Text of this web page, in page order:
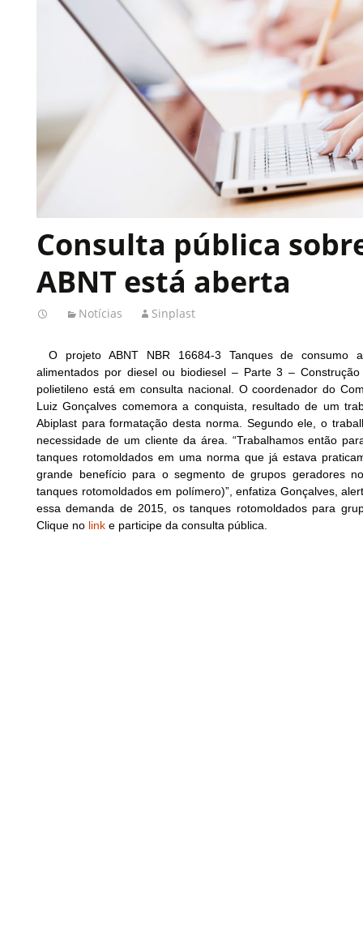
Consulta pública
ABNT está aberta
Notícias Sinplast
O projeto ABNT NBR 16684-3 Tanques de consumo
alimentados por diesel ou biodiesel – Parte 3 –
polietileno está em consulta nacional. O coordenador do
Luiz Gonçalves comemora a conquista, resultado de um
Abiplast para formatação desta norma. Segundo ele, o
necessidade de um cliente da área. “Trabalhamos então
tanques rotomoldados em uma norma que já estava
grande benefício para o segmento de grupos geradores
tanques rotomoldados em polímero)”, enfatiza Gonçalves,
essa demanda de 2015, os tanques rotomoldados para
Clique no link e participe da consulta pública.